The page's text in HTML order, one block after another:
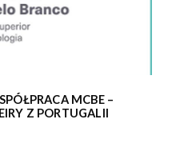
MCBE –
Z PORTUGALII